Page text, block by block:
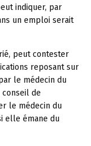
indiquer, par
un emploi serait
peut contester
reposant sur
le médecin du
de
le médecin du
elle émane du